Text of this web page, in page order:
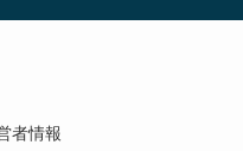
者情報